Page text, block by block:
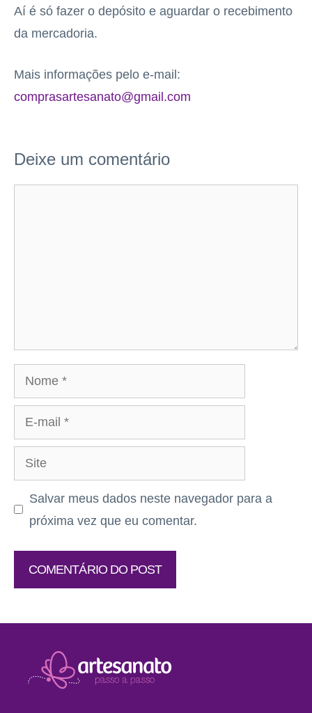
Aí é só fazer o depósito e aguardar o recebimento
da mercadoria.
Mais informações pelo e-mail:
comprasartesanato@gmail.com
Deixe um comentário
Nome
mail
Site
Salvar meus dados neste navegador para a
próxima vez que eu comentar.